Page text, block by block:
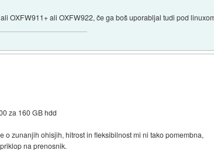
OXFW911+ ali OXFW922, če ga boš uporabljal tudi pod
za 160 GB hdd
zunanjih ohisjih, hitrost in fleksibilnost mi ni tako pomembna,
na prenosnik.